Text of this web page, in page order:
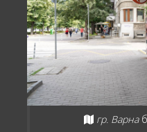
гр. Варна